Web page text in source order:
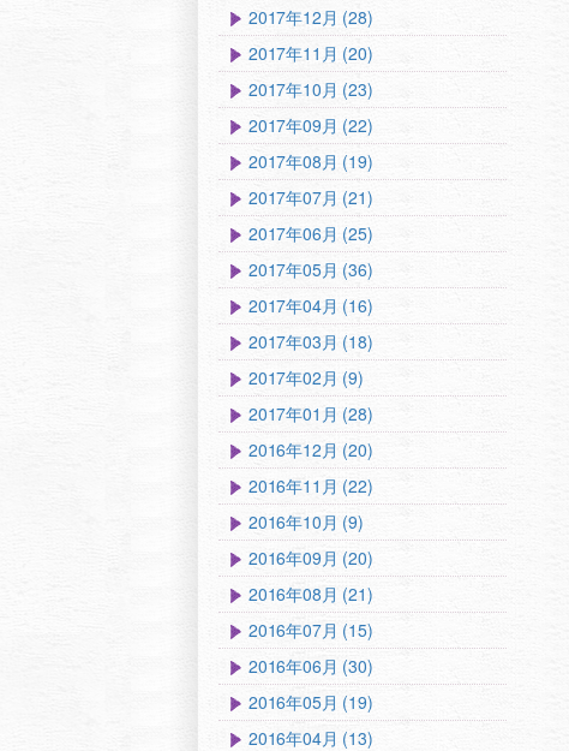
2017年12月 (28)
2017年11月 (20)
2017年10月 (23)
2017年09月 (22)
2017年08月 (19)
2017年07月 (21)
2017年06月 (25)
2017年05月 (36)
2017年04月 (16)
2017年03月 (18)
2017年02月 (9)
2017年01月 (28)
2016年12月 (20)
2016年11月 (22)
2016年10月 (9)
2016年09月 (20)
2016年08月 (21)
2016年07月 (15)
2016年06月 (30)
2016年05月 (19)
2016年04月 (13)